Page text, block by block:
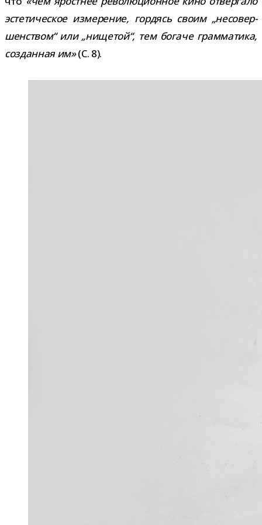
эсте­ти­че­ское изме­ре­ние, гор­дясь своим „несо­вер­
шен­ством“ или „нище­той“, тем богаче грам­ма­тика,
создан­ная им»(С. 8).